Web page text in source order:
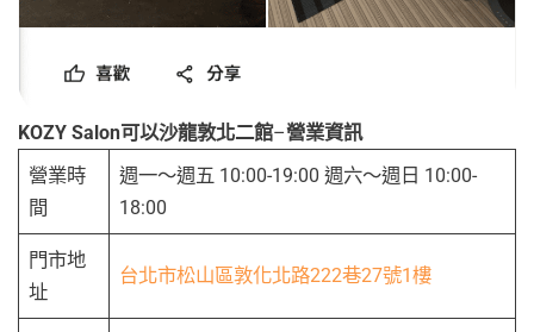
KOZY Salon可以沙龍敦北二館–營業資訊
營業時
間
週一～週五 10:00-19:00 週六～週日 10:00-
18:00
門市地
址
台北市松山區敦化北路222巷27號1樓